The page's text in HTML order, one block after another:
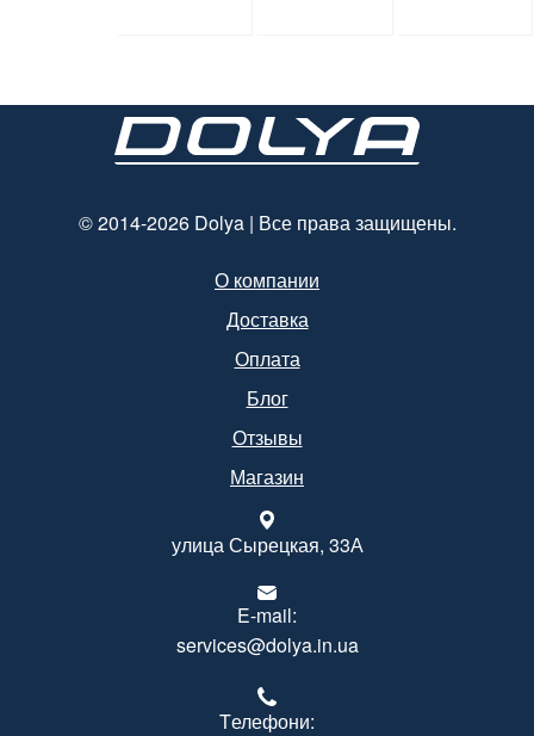
© 2014-2026 Dolya | Все права защищены.
О компании
Доставка
Оплата
Блог
Отзывы
Магазин
улица Сырецкая, 33А
E-mail:
services@dolya.in.ua
Tелефони: